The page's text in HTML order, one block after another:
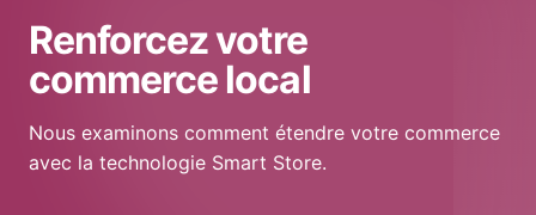
Renforcez votre
commerce local
Nous examinons comment étendre votre commerce
avec la technologie Smart Store.